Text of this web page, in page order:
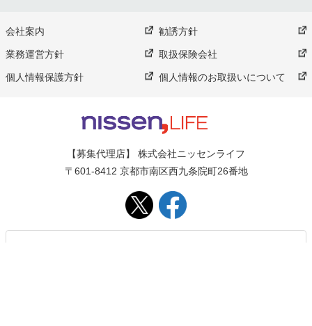
会社案内 勧誘方針
業務運営方針 取扱保険会社
個人情報保護方針 個人情報のお取扱いについて
【募集代理店】 株式会社ニッセンライフ
〒601-8412 京都市南区西九条院町26番地